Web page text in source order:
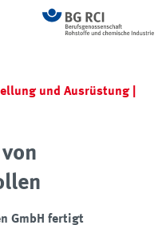
und Ausrüstung |
GmbH fertigt